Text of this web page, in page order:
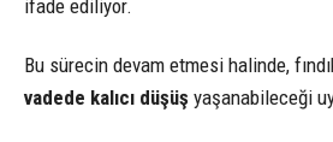
ifade ediliyor.
Bu sürecin devam etmesi halinde,
vadede kalıcı düşüş yaşanabileceği